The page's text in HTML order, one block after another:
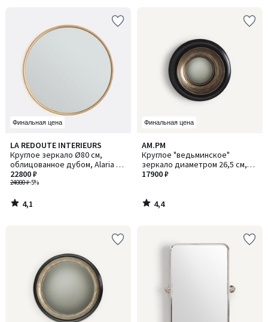
Финальная цена
LA REDOUTE INTERIEURS
Круглое зеркало Ø80 см,
облицованное дубом, Alaria /
Алариа
24000 ₽-5%
22800 ₽
4,1
/ 5
4,1
/
Финальная цена
AM.PM
Круглое "ведьминское"
зеркало диаметром 26,5 см,
Саманта
17900 ₽
4,4
/ 5
4,4
/